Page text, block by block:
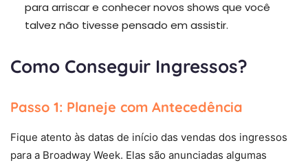
para arriscar e conhecer novos shows que você
talvez não tivesse pensado em assistir.
Como Conseguir Ingressos?
Passo 1: Planeje com Antecedência
Fique atento às datas de início das vendas dos ingressos
para a Broadway Week. Elas são anunciadas algumas